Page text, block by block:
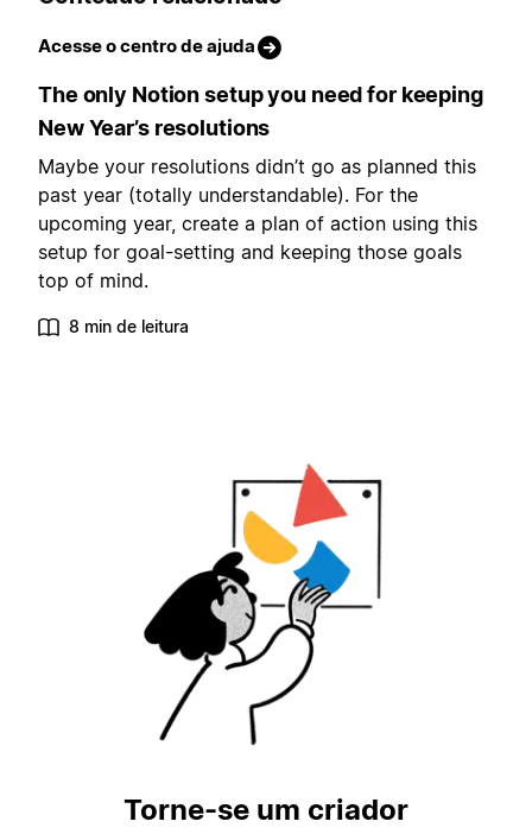
Acesse o centro de ajuda
The only Notion setup you need for keeping
New Year’s resolutions
Maybe your resolutions didn’t go as planned this
past year (totally understandable). For the
upcoming year, create a plan of action using this
setup for goal-setting and keeping those goals
top of mind.
8 min de leitura
Torne-se um criador